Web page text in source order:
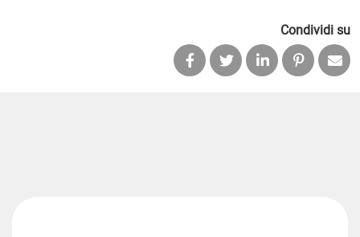
Condividi su